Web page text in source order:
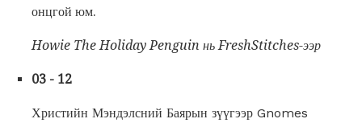
онцгой юм.
Howie The Holiday Penguin нь FreshStitches-ээр
03 - 12
Христийн Мэндэлсний Баярын зүүгээр Gnomes